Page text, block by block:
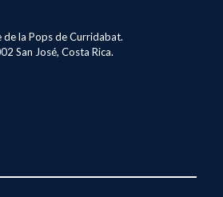
la Pops de Curridabat.
San José, Costa Rica.